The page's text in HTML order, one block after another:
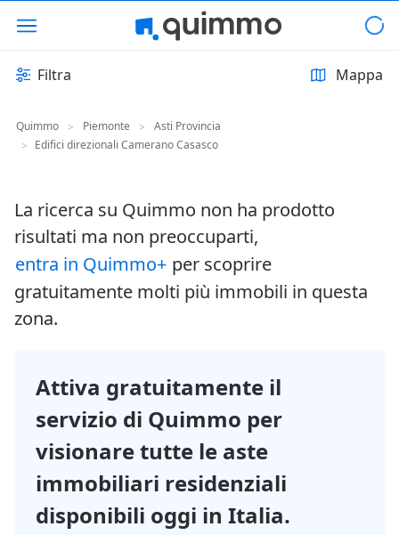
Filtra Mappa
Quimmo > Piemonte >
Asti Provincia
> Edifici direzionali Camerano Casasco
La ricerca su Quimmo non ha prodotto
risultati ma non preoccuparti,
entra in Quimmo+ per scoprire
gratuitamente molti più immobili in questa
zona.
Attiva gratuitamente il
servizio di Quimmo per
visionare tutte le aste
immobiliari residenziali
disponibili oggi in Italia.